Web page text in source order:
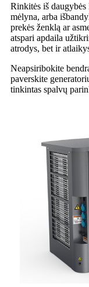
Rinkitės iš
mėlyna, arba
prekės ženklą ar
atspari apdaila
atrodys, bet ir
Neapsiribokite
paverskite
tinkintas spalvų